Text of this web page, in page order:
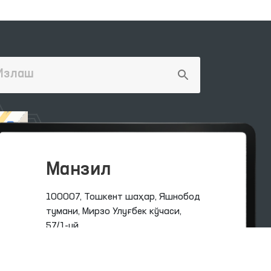
Манзил
100007, Тошкент шаҳар, Яшнобод
тумани, Мирзо Улуғбек кўчаси,
57/1-уй